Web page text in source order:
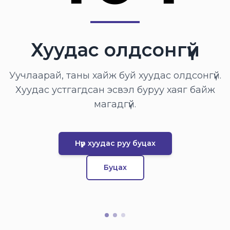
Хуудас олдсонгүй
Уучлаарай, таны хайж буй хуудас олдсонгүй.
Хуудас устгагдсан эсвэл буруу хаяг байж
магадгүй.
Нүүр хуудас руу буцах
Буцах